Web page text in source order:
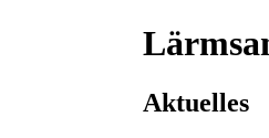
Aktuelles